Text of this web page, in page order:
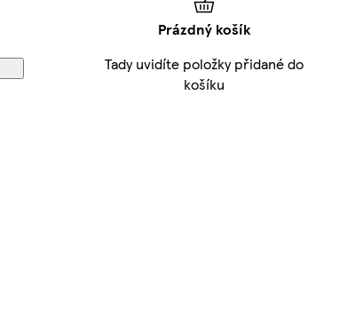
Prázdný košík
Tady uvidíte položky přidané do
košíku